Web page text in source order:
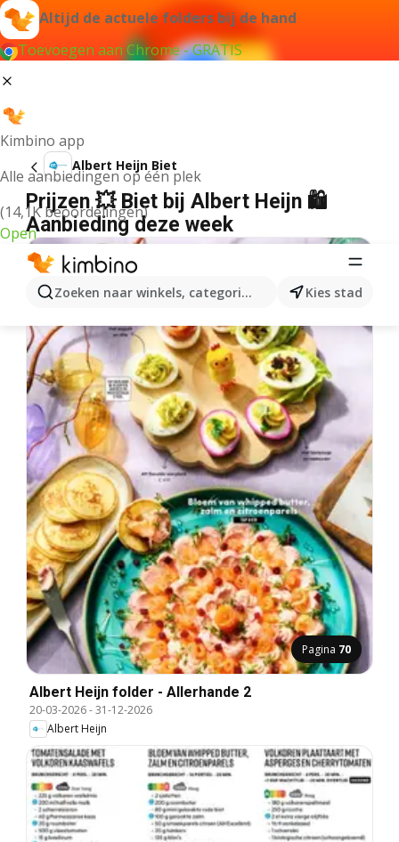
Altijd de actuele folders bij de hand
Toevoegen aan Chrome - GRATIS
Kimbino app
Alle aanbiedingen op één plek
(14,1K beoordelingen)
Open
Zoeken naar winkels, categorieën, producten...
Kies stad
Albert Heijn Biet
Prijzen 💥 Biet bij Albert Heijn 🛍️
Aanbieding deze week
Pagina 70
Albert Heijn folder - Allerhande 2
20-03-2026-31-12-2026
Albert Heijn